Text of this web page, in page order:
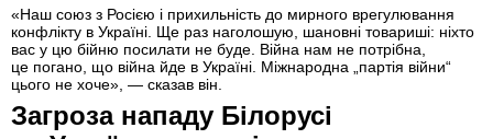
«Наш союз з Росією і прихильність до мирного врегулювання
конфлікту в Україні. Ще раз наголошую, шановні товариші: ніхто
вас у цю бійню посилати не буде. Війна нам не потрібна,
це погано, що війна йде в Україні. Міжнародна „партія війни“
цього не хоче», — сказав він.
Загроза нападу Білорусі